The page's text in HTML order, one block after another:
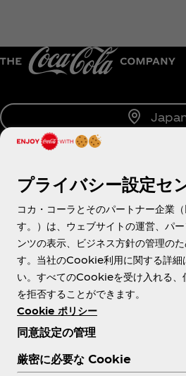
About us
Need help?
各種ポリシー
プライバシー設定セ
コカ・コーラとそのパートナー企業
す。）は、ウェブサイトの運営、パ
ンツの表示、ビジネス方針の管理の
す。当社のCookie利用に関する詳細
い。すべてのCookieを受け入れる、
を拒否することができます。
Cookie ポリシー
同意設定の管理
厳密に必要な Cookie